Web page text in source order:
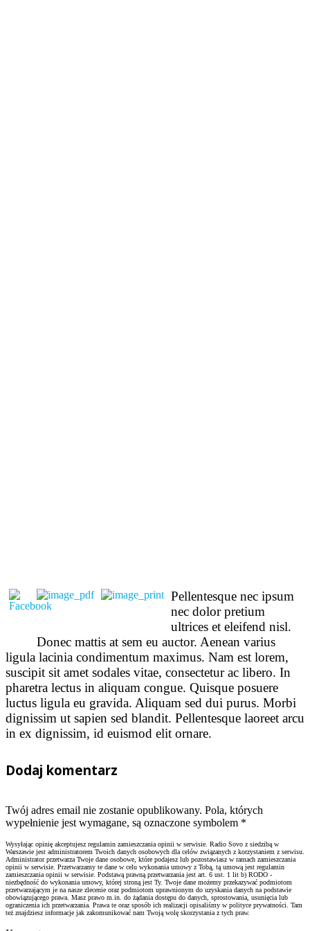
Pellentesque nec ipsum
nec dolor pretium
ultrices et eleifend nisl.
Donec mattis at sem eu auctor. Aenean varius
ligula lacinia condimentum maximus. Nam est lorem,
suscipit sit amet sodales vitae, consectetur ac libero. In
pharetra lectus in aliquam congue. Quisque posuere
luctus ligula eu gravida. Aliquam sed dui purus. Morbi
dignissim ut sapien sed blandit. Pellentesque laoreet arcu
in ex dignissim, id euismod elit ornare.
Dodaj komentarz
Twój adres email nie zostanie opublikowany. Pola, których
wypełnienie jest wymagane, są oznaczone symbolem *
Wysyłając opinię akceptujesz regulamin zamieszczania opinii w serwisie. Radio Sovo z siedzibą w
Warszawie jest administratorem Twoich danych osobowych dla celów związanych z korzystaniem z serwisu.
Administrator przetwarza Twoje dane osobowe, które podajesz lub pozostawiasz w ramach zamieszczania
opinii w serwisie. Przetwarzamy te dane w celu wykonania umowy z Tobą, tą umową jest regulamin
zamieszczania opinii w serwisie. Podstawą prawną przetwarzania jest art. 6 ust. 1 lit b) RODO -
niezbędność do wykonania umowy, której stroną jest Ty. Twoje dane możemy przekazywać podmiotom
przetwarzającym je na nasze zlecenie oraz podmiotom uprawnionym do uzyskania danych na podstawie
obowiązującego prawa. Masz prawo m.in. do żądania dostępu do danych, sprostowania, usunięcia lub
ograniczenia ich przetwarzania. Prawa te oraz sposób ich realizacji opisaliśmy w polityce prywatności. Tam
też znajdziesz informacje jak zakomunikować nam Twoją wolę skorzystania z tych praw.